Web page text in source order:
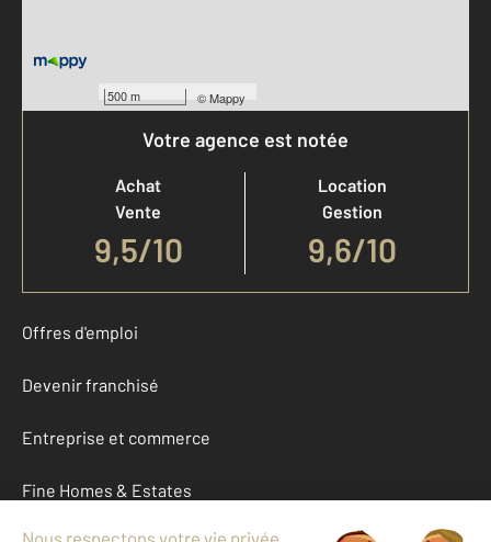
500 m ©Mappy
Votre agence est notée
Achat
Vente
9,5/10
Location
Gestion
9,6/10
Offres d'emploi
Devenir franchisé
Entreprise et commerce
Fine Homes & Estates